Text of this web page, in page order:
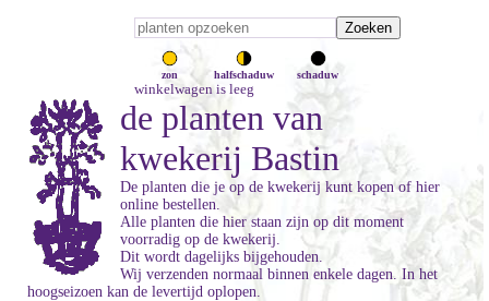
zon halfschaduw schaduw
winkelwagen is leeg
de planten van
kwekerij Bastin
De planten die je op de kwekerij kunt kopen of hier
online bestellen.
Alle planten die hier staan zijn op dit moment
voorradig op de kwekerij.
Dit wordt dagelijks bijgehouden.
Wij verzenden normaal binnen enkele dagen. In het
hoogseizoen kan de levertijd oplopen.